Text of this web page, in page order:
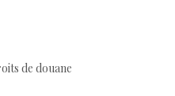
de douane